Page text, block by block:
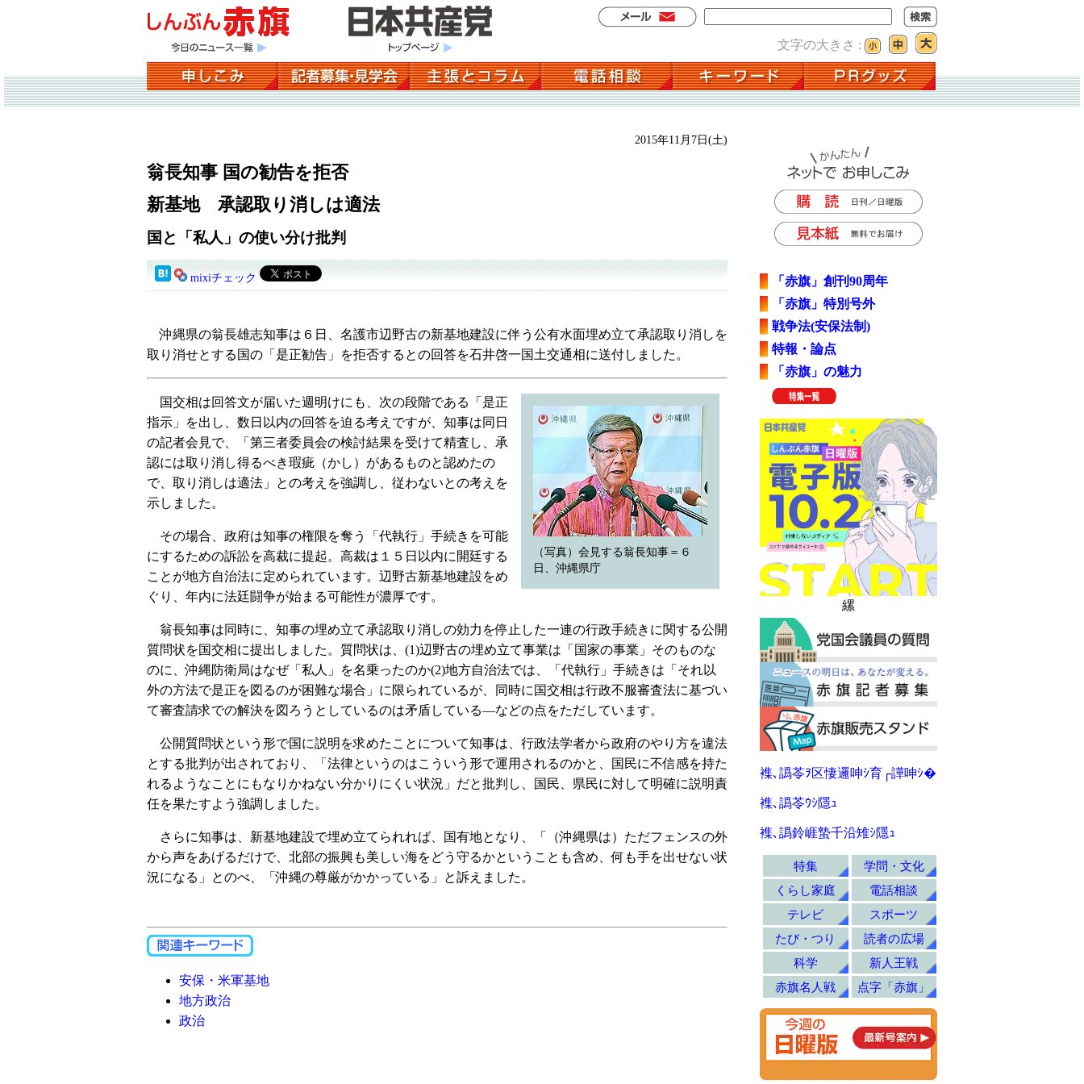
文字の大きさ :
2015年11月7日(土)
翁長知事 国の勧告を拒否
新基地 承認取り消しは適法
国と「私人」の使い分け批判
mixiチェック
沖縄県の翁長雄志知事は６日、名護市辺野古の新基地建設に伴う公有水面埋め立て承認取り消しを
取り消せとする国の「是正勧告」を拒否するとの回答を石井啓一国土交通相に送付しました。
（写真）会見する翁長知事＝６
日、沖縄県庁
国交相は回答文が届いた週明けにも、次の段階である「是正
指示」を出し、数日以内の回答を迫る考えですが、知事は同日
の記者会見で、「第三者委員会の検討結果を受けて精査し、承
認には取り消し得るべき瑕疵（かし）があるものと認めたの
で、取り消しは適法」との考えを強調し、従わないとの考えを
示しました。
その場合、政府は知事の権限を奪う「代執行」手続きを可能
にするための訴訟を高裁に提起。高裁は１５日以内に開廷する
ことが地方自治法に定められています。辺野古新基地建設をめ
ぐり、年内に法廷闘争が始まる可能性が濃厚です。
翁長知事は同時に、知事の埋め立て承認取り消しの効力を停止した一連の行政手続きに関する公開
質問状を国交相に提出しました。質問状は、(1)辺野古の埋め立て事業は「国家の事業」そのものな
のに、沖縄防衛局はなぜ「私人」を名乗ったのか(2)地方自治法では、「代執行」手続きは「それ以
外の方法で是正を図るのが困難な場合」に限られているが、同時に国交相は行政不服審査法に基づい
て審査請求での解決を図ろうとしているのは矛盾している―などの点をただしています。
公開質問状という形で国に説明を求めたことについて知事は、行政法学者から政府のやり方を違法
とする批判が出されており、「法律というのはこういう形で運用されるのかと、国民に不信感を持た
れるようなことにもなりかねない分かりにくい状況」だと批判し、国民、県民に対して明確に説明責
任を果たすよう強調しました。
さらに知事は、新基地建設で埋め立てられれば、国有地となり、「（沖縄県は）ただフェンスの外
から声をあげるだけで、北部の振興も美しい海をどう守るかということも含め、何も手を出せない状
況になる」とのべ、「沖縄の尊厳がかかっている」と訴えました。
安保・米軍基地
地方政治
政治
「赤旗」創刊90周年
「赤旗」特別号外
戦争法(安保法制)
特報・論点
「赤旗」の魅力
縲
襍､譌苓ｦ区悽邏呻ｼ育┌譁呻ｼ�
襍､譌苓ｳｼ隱ｭ
襍､譌鈴崕蟄千沿雉ｼ隱ｭ
特集
学問・文化
くらし家庭
電話相談
テレビ
スポーツ
たび・つり
読者の広場
科学
新人王戦
赤旗名人戦
点字「赤旗」